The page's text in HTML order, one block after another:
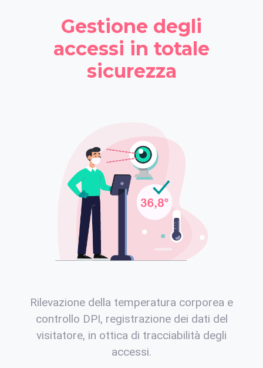
Gestione degli
accessi in totale
sicurezza
Rilevazione della temperatura corporea e
controllo DPI, registrazione dei dati del
visitatore, in ottica di tracciabilità degli
accessi.